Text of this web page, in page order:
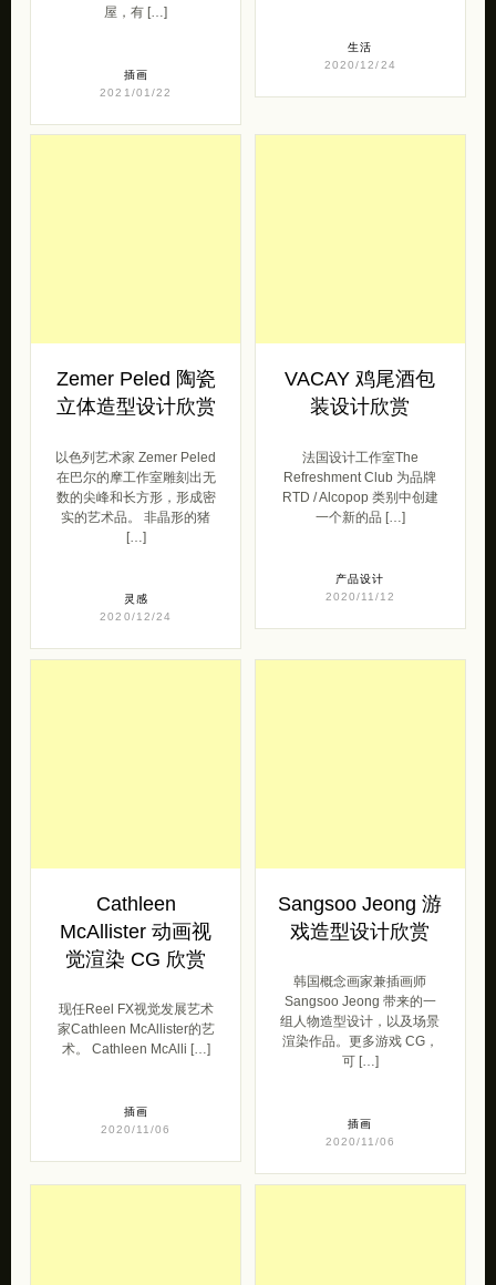
屋，有 […]
插画
2021/01/22
生活
2020/12/24
Zemer Peled 陶瓷
立体造型设计欣赏
以色列艺术家 Zemer Peled
在巴尔的摩工作室雕刻出无
数的尖峰和长方形，形成密
实的艺术品。 非晶形的猪
[…]
灵感
2020/12/24
VACAY 鸡尾酒包
装设计欣赏
法国设计工作室The
Refreshment Club 为品牌
RTD / Alcopop 类别中创建
一个新的品 […]
产品设计
2020/11/12
Cathleen
McAllister 动画视
觉渲染 CG 欣赏
现任Reel FX视觉发展艺术
家Cathleen McAllister的艺
术。 Cathleen McAlli […]
插画
2020/11/06
Sangsoo Jeong 游
戏造型设计欣赏
韩国概念画家兼插画师
Sangsoo Jeong 带来的一
组人物造型设计，以及场景
渲染作品。更多游戏 CG，
可 […]
插画
2020/11/06